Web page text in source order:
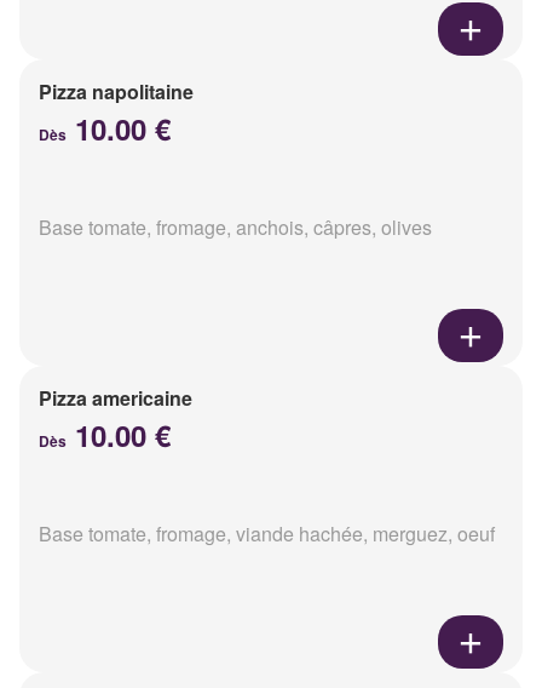
Pizza napolitaine
Dès 10.00 €
Base tomate, fromage, anchois, câpres, olives
Pizza americaine
Dès 10.00 €
Base tomate, fromage, viande hachée, merguez, oeuf